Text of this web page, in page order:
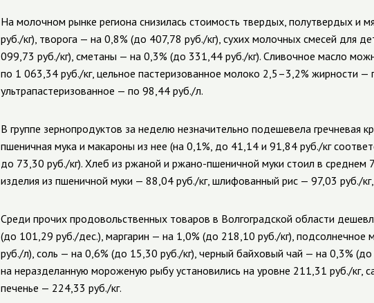
На молочном рынке региона снизилась стоимость твердых, полутвердых и
руб./кг), творога — на 0,8% (до 407,78 руб./кг), сухих молочных смесей для
099,73 руб./кг), сметаны — на 0,3% (до 331,44 руб./кг). Сливочное масло
по 1 063,34 руб./кг, цельное пастеризованное молоко 2,5–3,2% жирности —
ультрапастеризованное — по 98,44 руб./л.
В группе зернопродуктов за неделю незначительно подешевела гречневая
пшеничная мука и макароны из нее (на 0,1%, до 41,14 и 91,84 руб./кг
до 73,30 руб./кг). Хлеб из ржаной и ржано-пшеничной муки стоил в среднем
изделия из пшеничной муки — 88,04 руб./кг, шлифованный рис — 97,03 руб./
Среди прочих продовольственных товаров в Волгоградской области
(до 101,29 руб./дес.), маргарин — на 1,0% (до 218,10 руб./кг),
руб./л), соль — на 0,6% (до 15,30 руб./кг), черный байховый чай — на 0,3%
на неразделанную мороженую рыбу установились на уровне 211,31 руб./кг,
печенье — 224,33 руб./кг.